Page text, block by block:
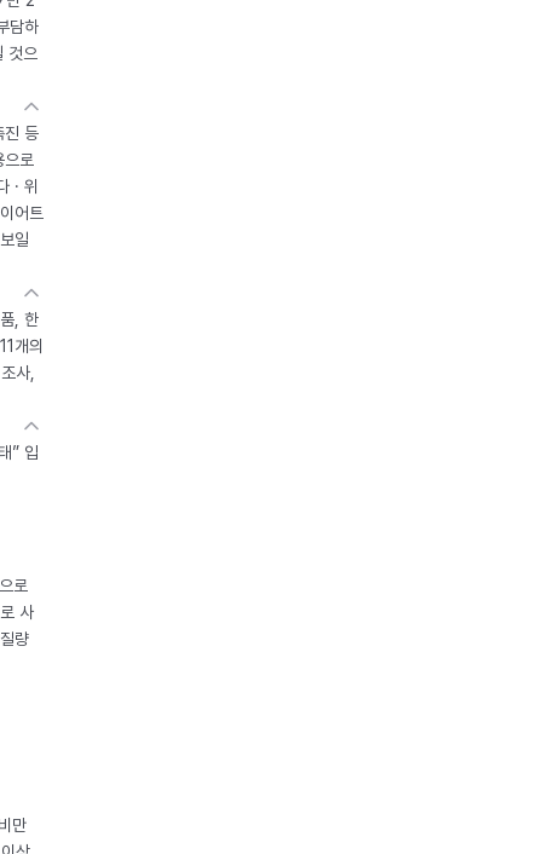
담하
것으
진 등
로
· 위
어트
일
, 한
개의
사,
” 입
로
사
량
만